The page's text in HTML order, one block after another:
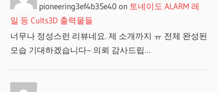
pioneering3ef4b35e40 on 토네이도 ALARM 레
일 등 Cults3D 출력물들
너무나 정성스런 리뷰네요. 제 소개까지 ㅠ 전체 완성된
모습 기대하겠습니다~ 의뢰 감사드립…